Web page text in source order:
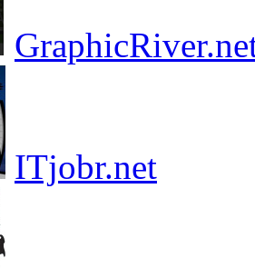
ITjobr.net